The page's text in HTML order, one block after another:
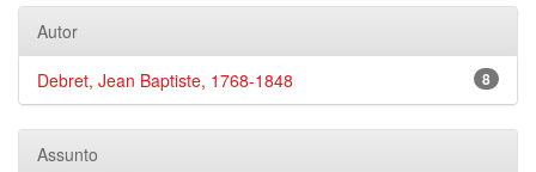
Autor
8
Debret, Jean Baptiste, 1768-1848
Assunto